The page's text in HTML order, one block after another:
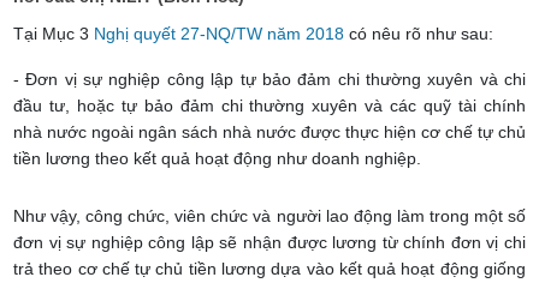
Tại Mục 3 Nghị quyết 27-NQ/TW năm 2018 có nêu rõ như sau:
- Đơn vị sự nghiệp công lập tự bảo đảm chi thường xuyên và chi
đầu tư, hoặc tự bảo đảm chi thường xuyên và các quỹ tài chính
nhà nước ngoài ngân sách nhà nước được thực hiện cơ chế tự chủ
tiền lương theo kết quả hoạt động như doanh nghiệp.
Như vậy, công chức, viên chức và người lao động làm trong một số
đơn vị sự nghiệp công lập sẽ nhận được lương từ chính đơn vị chi
trả theo cơ chế tự chủ tiền lương dựa vào kết quả hoạt động giống